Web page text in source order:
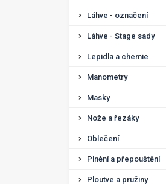
Láhve - označení
Láhve - Stage sady
Lepidla a chemie
Manometry
Masky
Nože a řezáky
Oblečení
Plnění a přepouštění
Ploutve a pružiny